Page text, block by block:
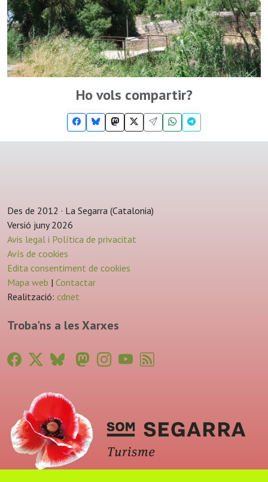
Ho vols compartir?
Des de 2012 · La Segarra (Catalonia)
Versió juny 2026
Avis legal i Política de privacitat
Avís de cookies
Edita consentiment de cookies
Mapa web | Contactar
Realització: cdnet
Troba'ns a les Xarxes